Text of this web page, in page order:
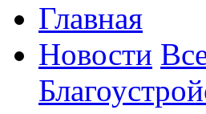
Главная
Новости